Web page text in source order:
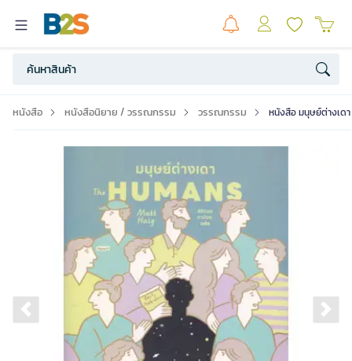
หนังสือ หนังสือนิยาย / วรรณกรรม วรรณกรรม หนังสือ มนุษย์ต่างเด
Previous slide